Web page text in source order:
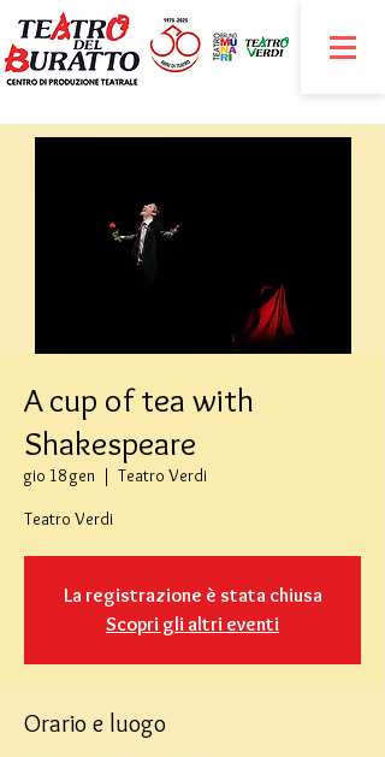
A cup of tea with
Shakespeare
gio 18 gen
  |
Teatro Verdi
Teatro Verdi
La registrazione è stata chiusa
Scopri gli altri eventi
Orario e luogo